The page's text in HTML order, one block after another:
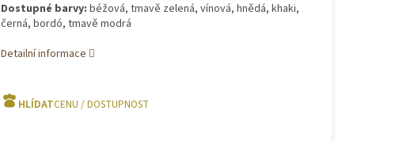
Dostupné barvy: béžová, tmavě zelená, vínová, hnědá, khaki,
černá, bordó, tmavě modrá
Detailní informace
HLÍDAT